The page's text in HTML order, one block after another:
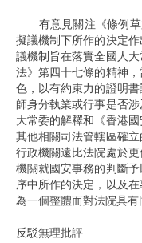
有意見關注《條例草
擬議機制下所作的決定
議機制旨在落實全國人
法》第四十七條的精神
色，以有約束力的證明
師身分執業或行事是否
大常委的解釋和《香港
其他相關司法管轄區確
行政機關遠比法院處於
機關就國安事務的判斷
序中所作的決定，以及
為一個整體而對法院具有
反駁無理批評